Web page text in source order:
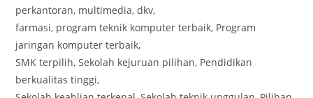
perkantoran, multimedia, dkv,
farmasi, program teknik komputer terbaik, Program
jaringan komputer terbaik,
SMK terpilih, Sekolah kejuruan pilihan, Pendidikan
berkualitas tinggi,